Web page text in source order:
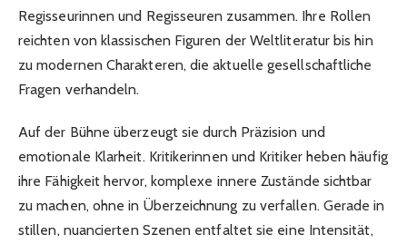
Regisseurinnen und Regisseuren zusammen. Ihre Rollen
reichten von klassischen Figuren der Weltliteratur bis hin
zu modernen Charakteren, die aktuelle gesellschaftliche
Fragen verhandeln.
Auf der Bühne überzeugt sie durch Präzision und
emotionale Klarheit. Kritikerinnen und Kritiker heben häufig
ihre Fähigkeit hervor, komplexe innere Zustände sichtbar
zu machen, ohne in Überzeichnung zu verfallen. Gerade in
stillen, nuancierten Szenen entfaltet sie eine Intensität,